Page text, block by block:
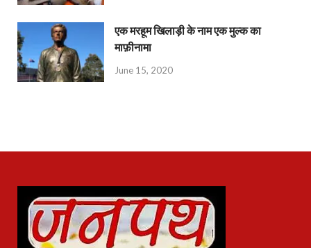
एक मरहूम खिलाड़ी के नाम एक मुल्क का
माफ़ीनामा
June 15, 2020